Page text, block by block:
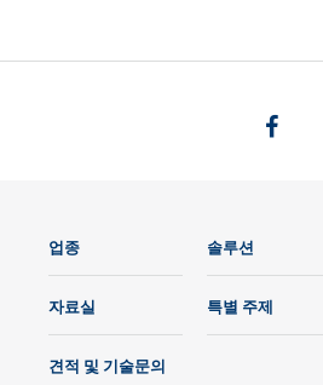
업종 솔루션
자료실 특별 주제
견적 및 기술문의